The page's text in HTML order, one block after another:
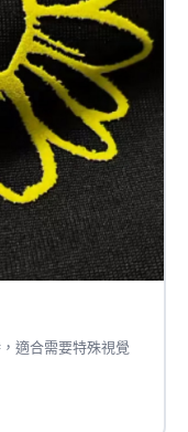
適合需要特殊視覺